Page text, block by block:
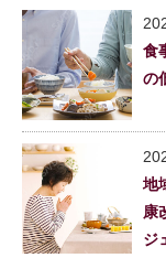
食
の
地
康
ジ